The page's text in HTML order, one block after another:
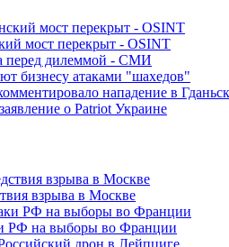
мост перекрыт - OSINT
перед дилеммой - СМИ
бизнесу атаками "шахедов"
нападение в
о Patriot Украине
взрыва в Москве
РФ на выборы во Франции